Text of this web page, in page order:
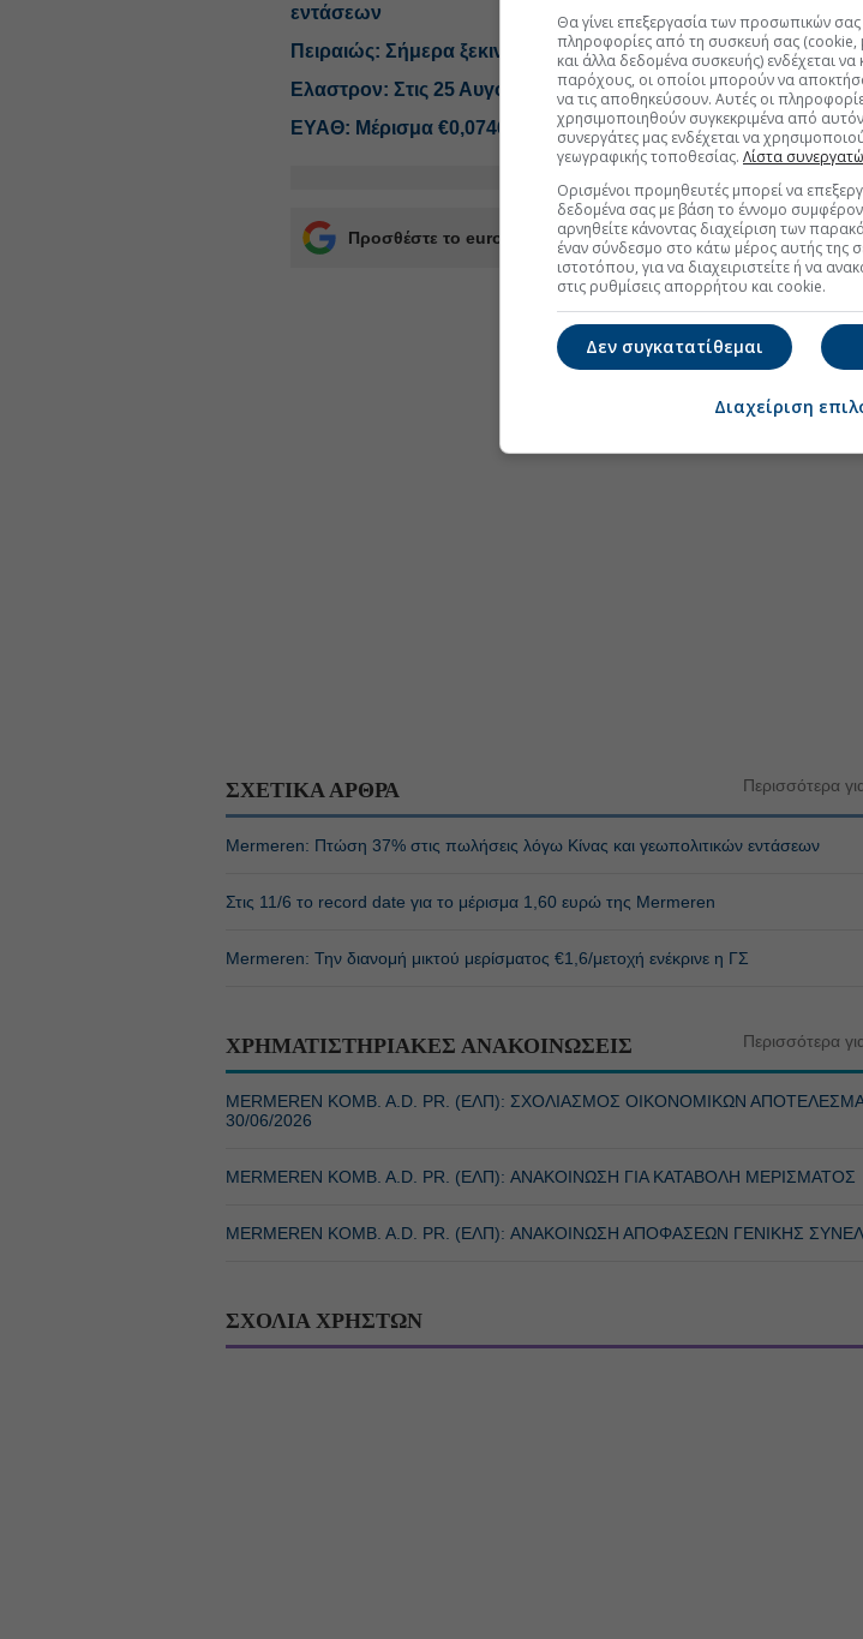
εντάσεων
Πειραιώς: Σήμερα ξεκινά η καταβολή της επιστροφής
Ελαστρον: Στις 25 Αυγούστου η καταβολή μερίσματος €0,10/
ΕΥΑΘ: Μέρισμα €0,0746 ανά μετοχή για τη χρήση 2025, στις
Προσθέστε το euro2day.gr στο Discover
ΣΧΕΤΙΚΑ ΑΡΘΡΑ Περισσότερα
Mermeren: Πτώση 37% στις πωλήσεις λόγω Κίνας και γεωπολιτικών εντάσεων
Στις 11/6 το record date για το μέρισμα 1,60 ευρώ της Mermeren
Mermeren: Την διανομή μικτού μερίσματος €1,6/μετοχή ενέκρινε η ΓΣ
ΧΡΗΜΑΤΙΣΤΗΡΙΑΚΕΣ ΑΝΑΚΟΙΝΩΣΕΙΣ Περισσότερα
MERMEREN KOMB. A.D. PR. (ΕΛΠ): ΣΧΟΛΙΑΣΜΟΣ ΟΙΚΟΝΟΜΙΚΩΝ
30/06/2026
MERMEREN KOMB. A.D. PR. (ΕΛΠ): ΑΝΑΚΟΙΝΩΣΗ ΓΙΑ ΚΑΤΑΒΟΛΗ ΜΕΡΙΣΜΑΤΟΣ
MERMEREN KOMB. A.D. PR. (ΕΛΠ): ΑΝΑΚΟΙΝΩΣΗ ΑΠΟΦΑΣΕΩΝ ΓΕΝΙΚΗΣ
ΣΧΟΛΙΑ ΧΡΗΣΤΩΝ
Θα γίνει επεξεργασία των προσωπικών
πληροφορίες από τη συσκευή σας (cookie,
και άλλα δεδομένα συσκευής) ενδέχεται
παρόχους, οι οποίοι μπορούν να
να τις αποθηκεύσουν. Αυτές οι
χρησιμοποιηθούν συγκεκριμένα από αυτόν
συνεργάτες μας ενδέχεται να
γεωγραφικής τοποθεσίας. Λίστα
Ορισμένοι προμηθευτές μπορεί να
δεδομένα σας με βάση το έννομο
αρνηθείτε κάνοντας διαχείριση των
έναν σύνδεσμο στο κάτω μέρος αυτής της
ιστοτόπου, για να διαχειριστείτε ή να
στις ρυθμίσεις απορρήτου και cookie.
Δεν συγκατατίθεμαι
Διαχείριση